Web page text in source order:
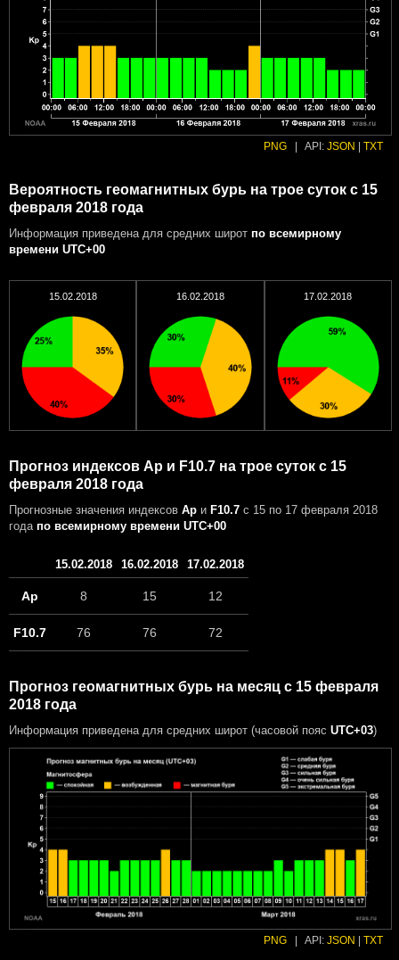
PNG API: JSON TXT
Вероятность геомагнитных бурь на трое суток с 15
февраля 2018 года
Информация приведена для средних широт по всемирному
времени UTC+00
15.02.2018 16.02.2018 17.02.2018
Прогноз индексов Ap и F10.7 на трое суток с 15
февраля 2018 года
Прогнозные значения индексов Ap и F10.7 с 15 по 17 февраля 2018
года по всемирному времени UTC+00
15.02.2018 16.02.2018 17.02.2018
Ap 8 15 12
F10.7 76 76 72
Прогноз геомагнитных бурь на месяц с 15 февраля
2018 года
Информация приведена для средних широт (часовой пояс UTC+03)
PNG API: JSON TXT